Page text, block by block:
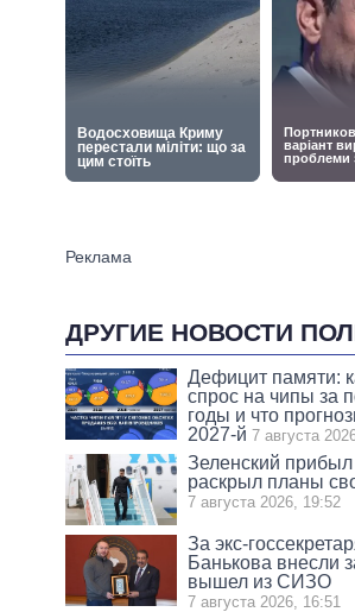
ДРУГИЕ НОВОСТИ
Дефицит памяти:
спрос на чипы за
годы и что
2027-й 7 августа
Зеленский
раскрыл планы
7 августа 2026, 19:52
За экс-
Банькова внесли
вышел из СИЗО
7 августа 2026, 16:51